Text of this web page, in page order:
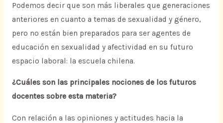
Podemos decir que son más liberales que generaciones
anteriores en cuanto a temas de sexualidad y género,
pero no están bien preparados para ser agentes de
educación en sexualidad y afectividad en su futuro
espacio laboral: la escuela chilena.
¿Cuáles son las principales nociones de los futuros
docentes sobre esta materia?
Con relación a las opiniones y actitudes hacia la